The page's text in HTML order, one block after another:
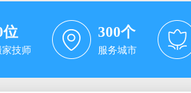
位
技师
300个
服务城市